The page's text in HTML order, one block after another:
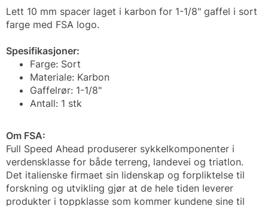
Lett 10 mm spacer laget i karbon for 1-1/8" gaffel i sort
farge med FSA logo.
Spesifikasjoner:
Farge: Sort
Materiale: Karbon
Gaffelrør: 1-1/8"
Antall: 1 stk
Om FSA:
Full Speed Ahead produserer sykkelkomponenter i
verdensklasse for både terreng, landevei og triatlon.
Det italienske firmaet sin lidenskap og forpliktelse til
forskning og utvikling gjør at de hele tiden leverer
produkter i toppklasse som kommer kundene sine til